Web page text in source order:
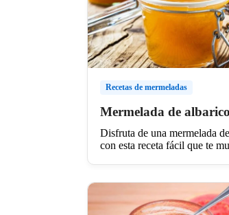
Recetas de mermeladas
Mermelada de
Disfruta de una mermelada
con esta receta fácil que te